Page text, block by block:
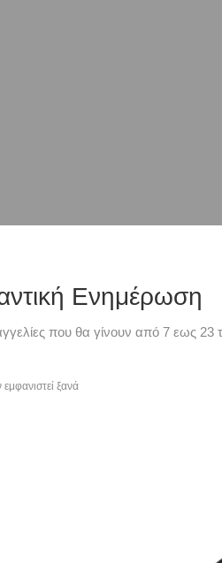
Ενημέρωση
που θα γίνουν από 7 εως 23
ξανά